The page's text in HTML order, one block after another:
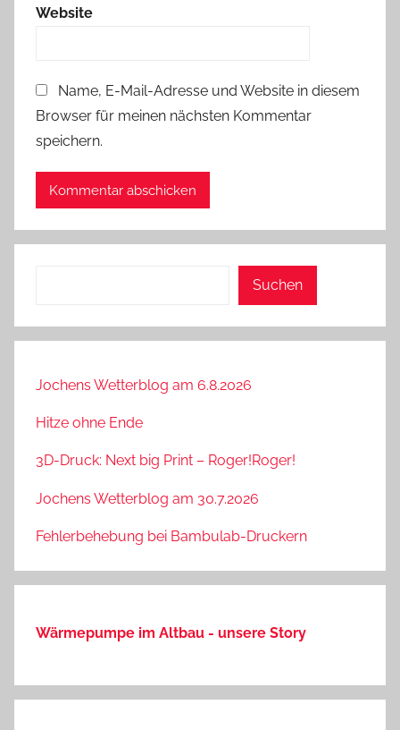
Website
Name, E-Mail-Adresse und Website in diesem
Browser für meinen nächsten Kommentar
speichern.
Suchen
Jochens Wetterblog am 6.8.2026
Hitze ohne Ende
3D-Druck: Next big Print – Roger!Roger!
Jochens Wetterblog am 30.7.2026
Fehlerbehebung bei Bambulab-Druckern
Wärmepumpe im Altbau - unsere Story